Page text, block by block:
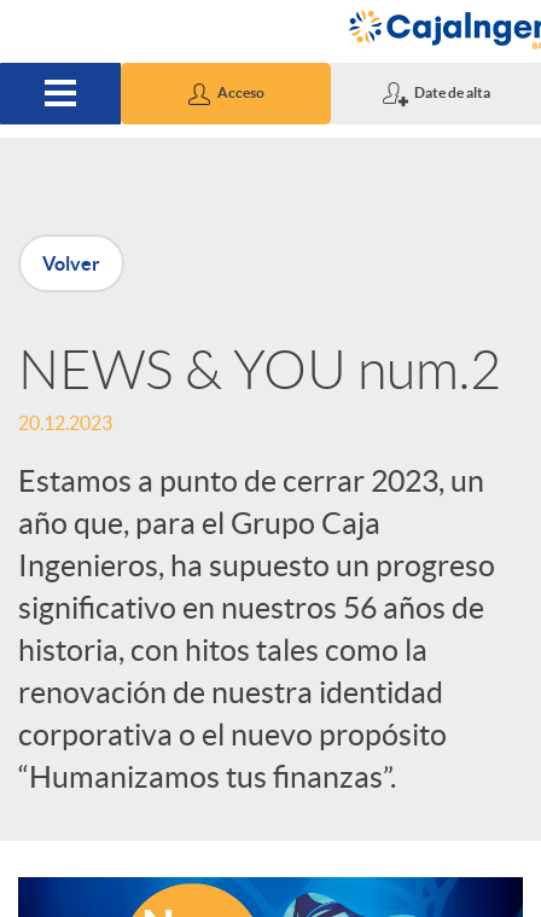
Acceso Date de alta
P
u
b
l
i
c
a
d
Volver
NEWS & YOU num.2
20.12.2023
Estamos a punto de cerrar 2023, un
año que, para el Grupo Caja
Ingenieros, ha supuesto un progreso
significativo en nuestros 56 años de
historia, con hitos tales como la
renovación de nuestra identidad
corporativa o el nuevo propósito
“Humanizamos tus finanzas”.